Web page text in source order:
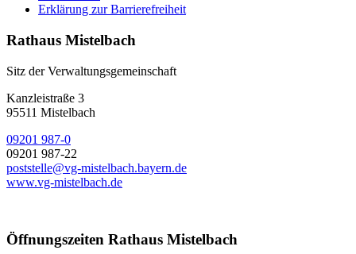
Erklärung zur Barrierefreiheit
Rathaus Mistelbach
Sitz der Verwaltungsgemeinschaft
Kanzleistraße 3
95511 Mistelbach
09201 987-0
09201 987-22
poststelle@vg-mistelbach.bayern.de
www.vg-mistelbach.de
Öffnungszeiten Rathaus Mistelbach